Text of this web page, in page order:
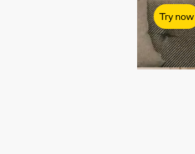
Try now